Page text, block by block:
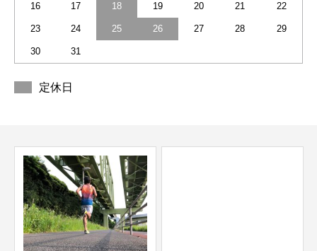
16 17 18 19 20 21 22
23 24 25 26 27 28 29
30 31
定休日